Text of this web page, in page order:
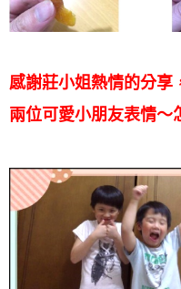
感謝莊小姐熱情的分享
兩位可愛小朋友表情～